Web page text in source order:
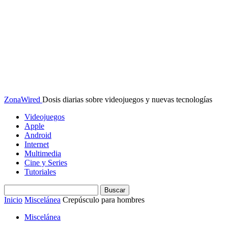
ZonaWired Dosis diarias sobre videojuegos y nuevas tecnologías
Videojuegos
Apple
Android
Internet
Multimedia
Cine y Series
Tutoriales
Inicio Miscelánea Crepúsculo para hombres
Miscelánea